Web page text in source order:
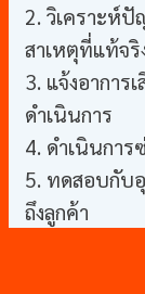
2. วิเคราะห์
สาเหตุที่แท้จริ
3. แจ้งอาการ
ดำเนินการ
4. ดำเนินกา
5. ทดสอบกับ
ถึงลูกค้า